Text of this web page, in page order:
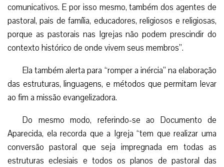
comunicativos. E por isso mesmo, também dos agentes de
pastoral, pais de família, educadores, religiosos e religiosas,
porque as pastorais nas Igrejas não podem prescindir do
contexto histórico de onde vivem seus membros”.
Ela também alerta para “romper a inércia” na elaboração
das estruturas, linguagens, e métodos que permitam levar
ao fim a missão evangelizadora.
Do mesmo modo, referindo-se ao Documento de
Aparecida, ela recorda que a Igreja “tem que realizar uma
conversão pastoral que seja impregnada em todas as
estruturas eclesiais e todos os planos de pastoral das